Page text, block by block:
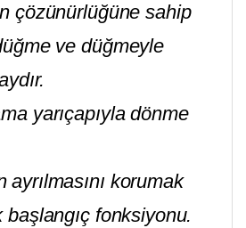
çözünürlüğüne sahip
ve düğmeyle
yarıçapıyla dönme
korumak
​​fonksiyonu.